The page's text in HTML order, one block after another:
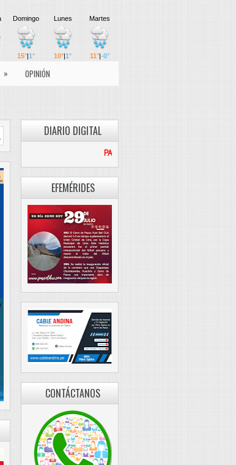
»
OPINIÓN
DIARIO DIGITAL
EFEMÉRIDES
CONTÁCTANOS